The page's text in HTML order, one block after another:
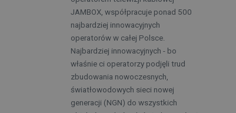
JAMBOX, współpracuje ponad 500
najbardziej innowacyjnych
operatorów w całej Polsce.
Najbardziej innowacyjnych - bo
właśnie ci operatorzy podjęli trud
zbudowania nowoczesnych,
światłowodowych sieci nowej
generacji (NGN) do wszystkich